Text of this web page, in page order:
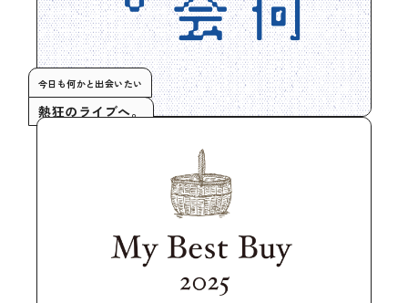
今日も何かと出会いたい
熱狂のライブへ。